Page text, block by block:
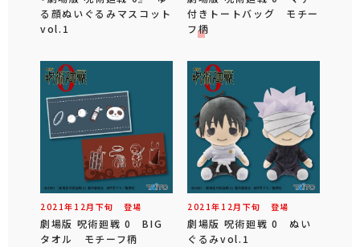
る顔ぬいぐるみマスコット
vol.1
付きトートバッグ モチー
フ柄
2021年 12 月 下旬 登場
劇場版 呪術廻戦 0 BIG
タオル モチーフ柄
2021年 12 月 下旬 登場
劇場版 呪術廻戦 0 ぬい
ぐるみvol.1